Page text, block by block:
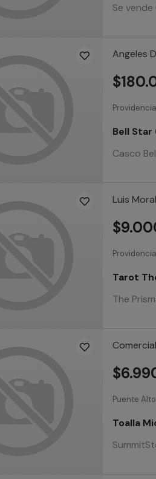
Se
Angeles
Providencia
Bell Star
Casco
Luis
Providencia
Tarot
The
Puente Alto
Toalla